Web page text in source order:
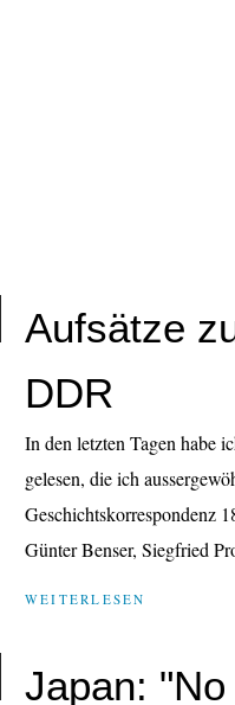
Aufsätze
DDR
In den letzten Tagen habe
gelesen, die ich
Geschichtskorrespondenz
Günter Benser, Siegfried
WEITERLESEN
Japan: